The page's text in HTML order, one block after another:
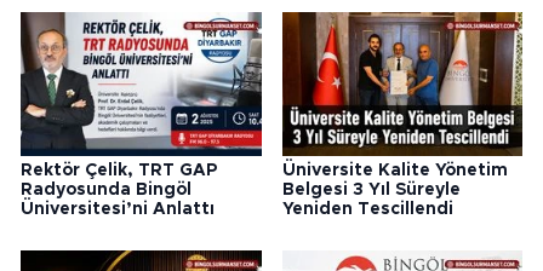
Rektör Çelik, TRT GAP
Radyosunda Bingöl
Üniversitesi’ni Anlattı
Üniversite Kalite Yönetim
Belgesi 3 Yıl Süreyle
Yeniden Tescillendi